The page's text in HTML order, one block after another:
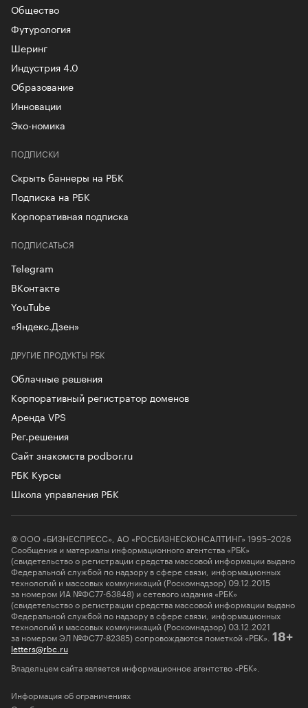
Общество
Футурология
Шеринг
Индустрия 4.0
Образование
Инновации
Эко-номика
ПОДПИСКИ
Скрыть баннеры на РБК
Подписка на РБК
Корпоративная подписка
ДРУГИЕ ПРОДУКТЫ РБК
Облачные решения
Корпоративный регистратор доменов
Аренда VPS
Рег.решения
Сайт знакомств podbor.ru
РБК Курсы
Школа управления РБК
ПОДПИСАТЬСЯ
Telegram
ВКонтакте
YouTube
«Яндекс.Дзен»
© ООО «БИЗНЕСПРЕСС», АО «РОСБИЗНЕСКОНСАЛТИНГ» 1995–2026
Сообщения и материалы информационного агентства «РБК»
(свидетельство о регистрации средства массовой информации выдано
Федеральной службой по надзору в сфере связи, информационных
технологий и массовых коммуникаций (Роскомнадзор) 09.12.2015
за номером ИА №ФС77-63848) и сетевого издания «РБК»
(свидетельство о регистрации средства массовой информации выдано
Федеральной службой по надзору в сфере связи, информационных
технологий и массовых коммуникаций (Роскомнадзор) 03.12.2021
за номером ЭЛ №ФС77-82385) сопровождаются пометкой «РБК». 18+
letters@rbc.ru
Владельцем сайта является информационное агентство «РБК».
Информация об ограничениях